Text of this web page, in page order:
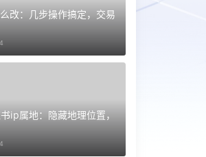
改：几步操作搞定，交易
ip属地：隐藏地理位置，